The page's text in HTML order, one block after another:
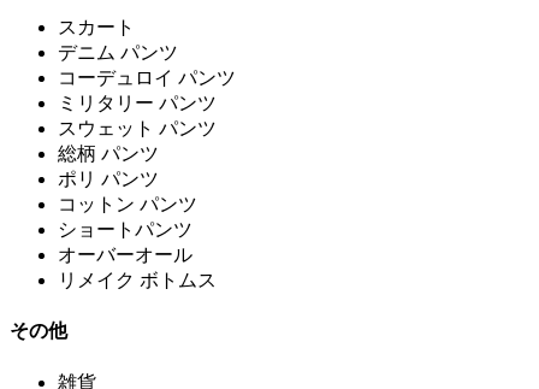
スカート
デニム パンツ
コーデュロイ パンツ
ミリタリー パンツ
スウェット パンツ
総柄 パンツ
ポリ パンツ
コットン パンツ
ショートパンツ
オーバーオール
リメイク ボトムス
その他
雑貨